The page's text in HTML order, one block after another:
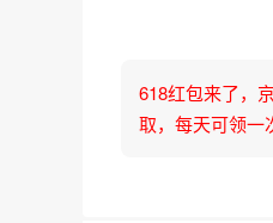
618红包来了，
取，每天可领一